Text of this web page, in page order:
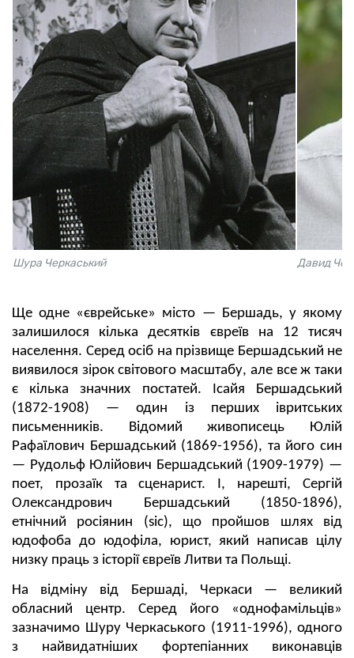
Шура Черкаський Давид
Ще одне «єврейське» місто — Бершадь, у якому
залишилося кілька десятків євреїв на 12 тисяч
населення. Серед осіб на прізвище Бершадський не
виявилося зірок світового масштабу, але все ж таки
є кілька значних постатей. Ісайя Бершадський
(1872-1908) — один із перших івритських
письменників. Відомий живописець Юлій
Рафаїлович Бершадський (1869-1956), та його син
— Рудольф Юлійович Бершадський (1909-1979) —
поет, прозаїк та сценарист. І, нарешті, Сергій
Олександрович Бершадський (1850-1896),
етнічний росіянин (sic), що пройшов шлях від
юдофоба до юдофіла, юрист, який написав цілу
низку праць з історії євреїв Литви та Польщі.
На відміну від Бершаді, Черкаси — великий
обласний центр. Серед його «однофамільців»
зазначимо Шуру Черкаського (1911-1996), одного
з найвидатніших фортепіанних виконавців